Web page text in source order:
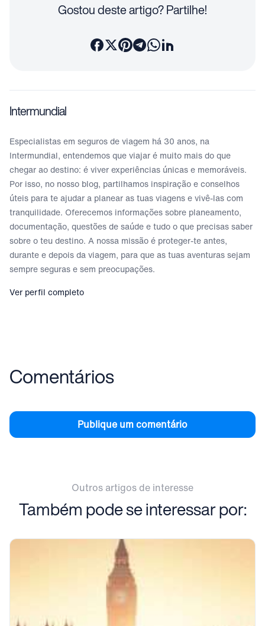
Gostou deste artigo? Partilhe!
Intermundial
Especialistas em seguros de viagem há 30 anos, na
Intermundial, entendemos que viajar é muito mais do que
chegar ao destino: é viver experiências únicas e memoráveis.
Por isso, no nosso blog, partilhamos inspiração e conselhos
úteis para te ajudar a planear as tuas viagens e vivê-las com
tranquilidade. Oferecemos informações sobre planeamento,
documentação, questões de saúde e tudo o que precisas saber
sobre o teu destino. A nossa missão é proteger-te antes,
durante e depois da viagem, para que as tuas aventuras sejam
sempre seguras e sem preocupações.
Ver perfil completo
Comentários
Publique um comentário
Outros artigos de interesse
Também pode se interessar por: